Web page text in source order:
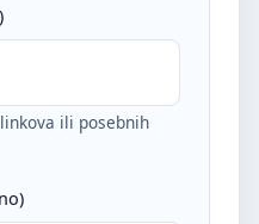
ili posebnih